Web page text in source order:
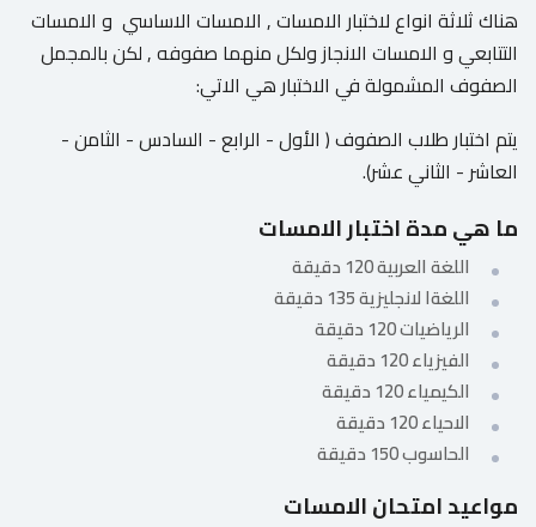
هناك ثلاثة انواع لاختبار الامسات , الامسات الاساسي و الامسات
التتابعي و الامسات الانجاز ولكل منهما صفوفه , لكن بالمجمل
الصفوف المشمولة في الاختبار هي الاتي:
يتم اختبار طلاب الصفوف ( الأول - الرابع - السادس - الثامن -
العاشر - الثاني عشر).
ما هي مدة اختبار الامسات
اللغة العربية 120 دقيقة
اللغةا لانجليزية 135 دقيقة
الرياضيات 120 دقيقة
الفيزياء 120 دقيقة
الكيمياء 120 دقيقة
الاحياء 120 دقيقة
الحاسوب 150 دقيقة
مواعيد امتحان الامسات